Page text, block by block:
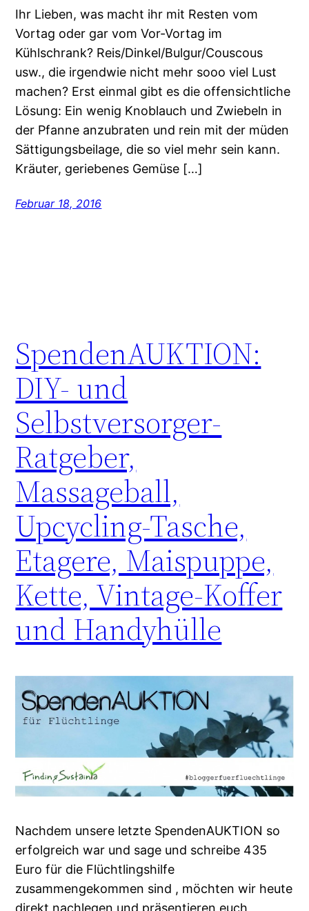
Ihr Lieben, was macht ihr mit Resten vom
Vortag oder gar vom Vor-Vortag im
Kühlschrank? Reis/Dinkel/Bulgur/Couscous
usw., die irgendwie nicht mehr sooo viel Lust
machen? Erst einmal gibt es die offensichtliche
Lösung: Ein wenig Knoblauch und Zwiebeln in
der Pfanne anzubraten und rein mit der müden
Sättigungsbeilage, die so viel mehr sein kann.
Kräuter, geriebenes Gemüse […]
Februar 18, 2016
SpendenAUKTION:
DIY- und
Selbstversorger-
Ratgeber,
Massageball,
Upcycling-Tasche,
Etagere, Maispuppe,
Kette, Vintage-Koffer
und Handyhülle
Nachdem unsere letzte SpendenAUKTION so
erfolgreich war und sage und schreibe 435
Euro für die Flüchtlingshilfe
zusammengekommen sind , möchten wir heute
direkt nachlegen und präsentieren euch